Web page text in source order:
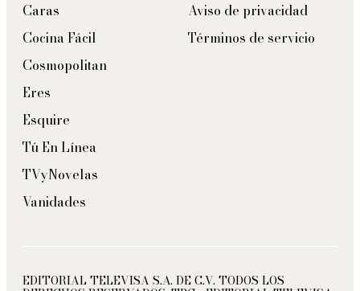
Caras
Cocina Fácil
Cosmopolitan
Eres
Esquire
Tú En Línea
TVyNovelas
Vanidades
Aviso de privacidad
Términos de servicio
EDITORIAL TELEVISA S.A. DE C.V. TODOS LOS